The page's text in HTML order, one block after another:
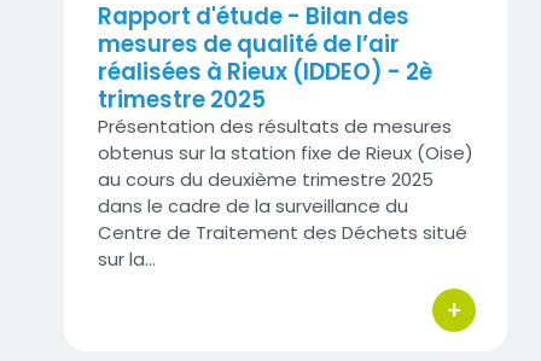
Rapport d'étude - Bilan des
mesures de qualité de l’air
réalisées à Rieux (IDDEO) - 2è
trimestre 2025
Présentation des résultats de mesures
obtenus sur la station fixe de Rieux (Oise)
au cours du deuxième trimestre 2025
dans le cadre de la surveillance du
Centre de Traitement des Déchets situé
sur la…
+
bouton